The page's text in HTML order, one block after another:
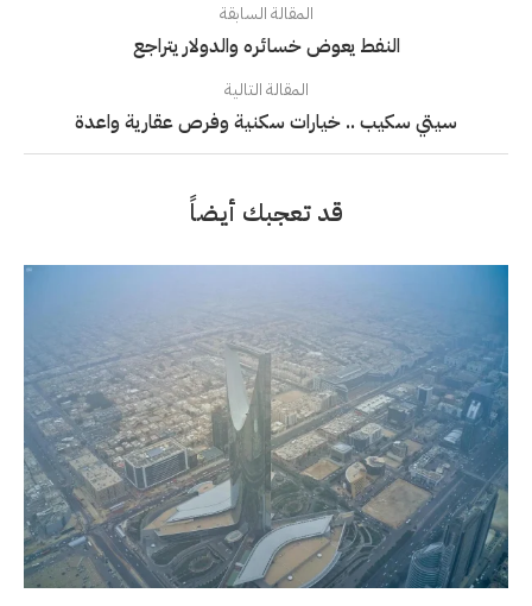
المقالة السابقة
النفط يعوض خسائره والدولار يتراجع
المقالة التالية
سيتي سكيب .. خيارات سكنية وفرص عقارية واعدة
قد تعجبك أيضاً